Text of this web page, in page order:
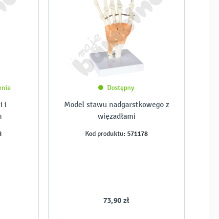
i
Dostępny
Model stawu nadgarstkowego z
więzadłami
Kod produktu: 571178
73,90 zł